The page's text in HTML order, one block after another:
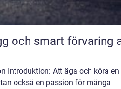
Introduktion: Att äga och köra en
också en passion för många